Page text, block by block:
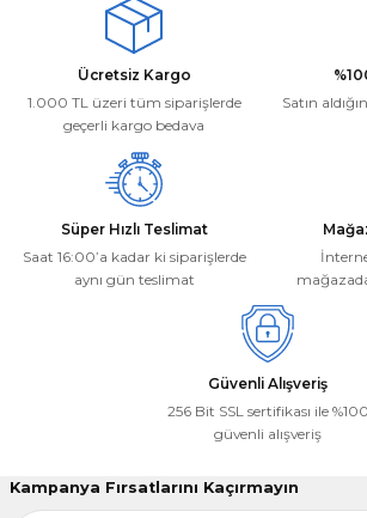
Ürün açıklamasında eksik bilgiler bulunuyor.
Ürün bilgilerinde hatalar bulunuyor.
Ürün fiyatı diğer sitelerden daha pahalı.
Bu ürüne benzer farklı alternatifler olmalı.
Deneyimini Paylaş
Ücretsiz Kargo
1.000 TL üzeri tüm siparişlerde
geçerli kargo bedava
Satın
Süper Hızlı Teslimat
Saat 16:00’a kadar ki siparişlerde
aynı gün teslimat
Güvenli Alışveriş
256 Bit SSL sertifikası ile %100
güvenli alışveriş
Kampanya Fırsatlarını Kaçırmayın